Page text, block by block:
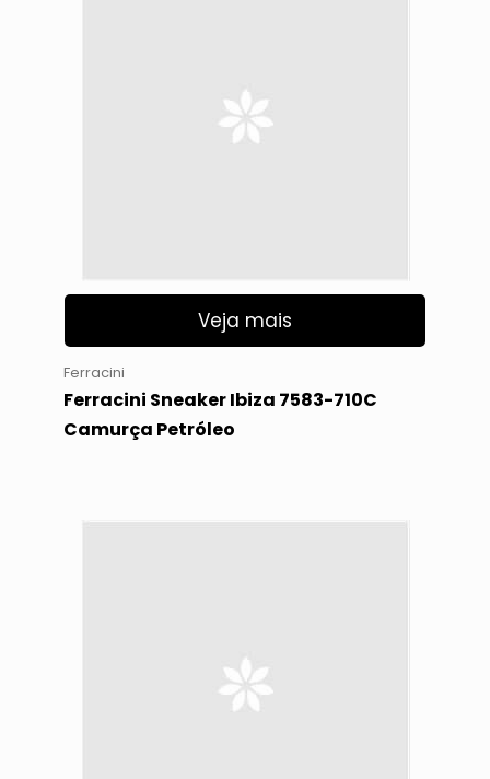
Veja mais
Ferracini
Ferracini Sneaker Ibiza 7583-710C
Camurça Petróleo